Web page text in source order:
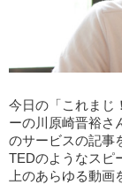
今日の「これまじ
ーの川原崎晋裕さ
のサービスの記事
TEDのようなスピ
上のあらゆる動画